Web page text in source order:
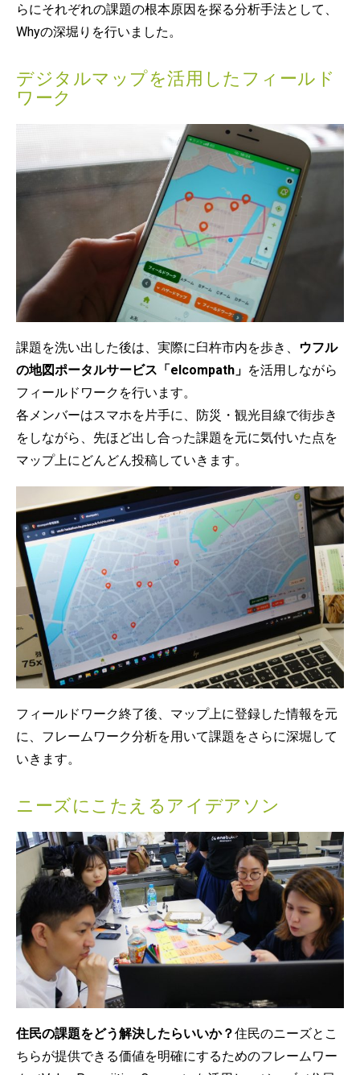
らにそれぞれの課題の根本原因を探る分析手法として、
Whyの深堀りを行いました。
デジタルマップを活用したフィールド
ワーク
課題を洗い出した後は、実際に臼杵市内を歩き、
ウフル
の地図ポータルサービス「elcompath」 を活用しながら
フィールドワークを行います。
各メンバーはスマホを片手に、防災・観光目線で街歩き
をしながら、先ほど出し合った課題を元に気付いた点を
マップ上にどんどん投稿していきます。
フィールドワーク終了後、マップ上に登録した情報を元
に、フレームワーク分析を用いて課題をさらに深堀して
いきます。
ニーズにこたえるアイデアソン
住民の課題をどう解決したらいいか？住民のニーズとこ
ちらが提供できる価値を明確にするためのフレームワー